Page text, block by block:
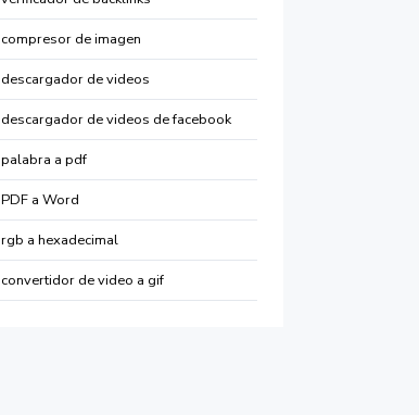
compresor de imagen
descargador de videos
descargador de videos de facebook
palabra a pdf
PDF a Word
rgb a hexadecimal
convertidor de video a gif